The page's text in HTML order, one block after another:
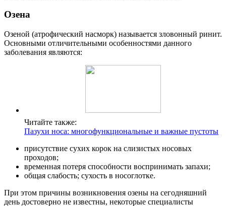
Озена
Озеной (атрофический насморк) называется зловонный ринит.
Основными отличительными особенностями данного
заболевания являются:
Читайте также:
Пазухи носа: многофункциональные и важные пустоты
присутствие сухих корок на слизистых носовых
проходов;
временная потеря способности воспринимать запахи;
общая слабость; сухость в носоглотке.
При этом причины возникновения озены на сегодняшний
день достоверно не известны, некоторые специалисты